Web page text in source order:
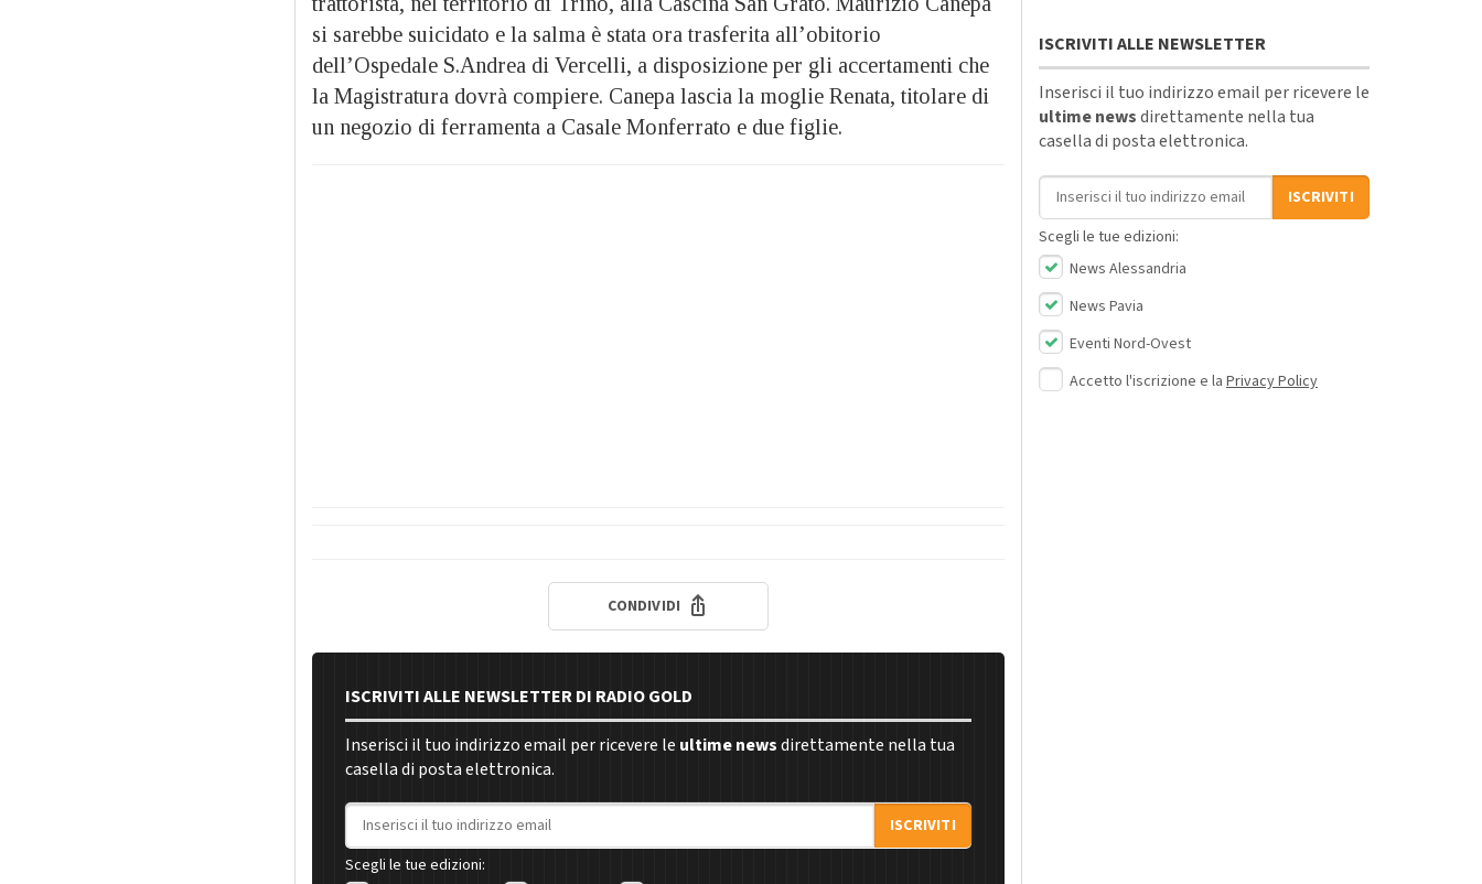
si sarebbe suicidato e la salma è stata ora trasferita all’obitorio
dell’Ospedale S.Andrea di Vercelli, a disposizione per gli accertamenti che
la Magistratura dovrà compiere. Canepa lascia la moglie Renata, titolare di
un negozio di ferramenta a Casale Monferrato e due figlie.
CONDIVIDI
ISCRIVITI ALLE NEWSLETTER DI RADIO GOLD
Inserisci il tuo indirizzo email per ricevere le ultime newsdirettamente nella tua
casella di posta elettronica.
Indirizzo email
ISCRIVITI
Scegli le tue edizioni:
ISCRIVITI ALLE NEWSLETTER
Inserisci il tuo indirizzo email per ricevere le
ultime newsdirettamente nella tua
casella di posta elettronica.
Indirizzo email
ISCRIVITI
Scegli le tue edizioni:
News Alessandria
News Pavia
Eventi Nord-Ovest
Accetto l'iscrizione e la Privacy Policy